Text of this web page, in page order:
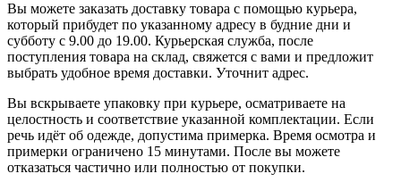
Вы можете заказать доставку товара с помощью курьера,
который прибудет по указанному адресу в будние дни и
субботу с 9.00 до 19.00. Курьерская служба, после
поступления товара на склад, свяжется с вами и предложит
выбрать удобное время доставки. Уточнит адрес.
Вы вскрываете упаковку при курьере, осматриваете на
целостность и соответствие указанной комплектации. Если
речь идёт об одежде, допустима примерка. Время осмотра и
примерки ограничено 15 минутами. После вы можете
отказаться частично или полностью от покупки.